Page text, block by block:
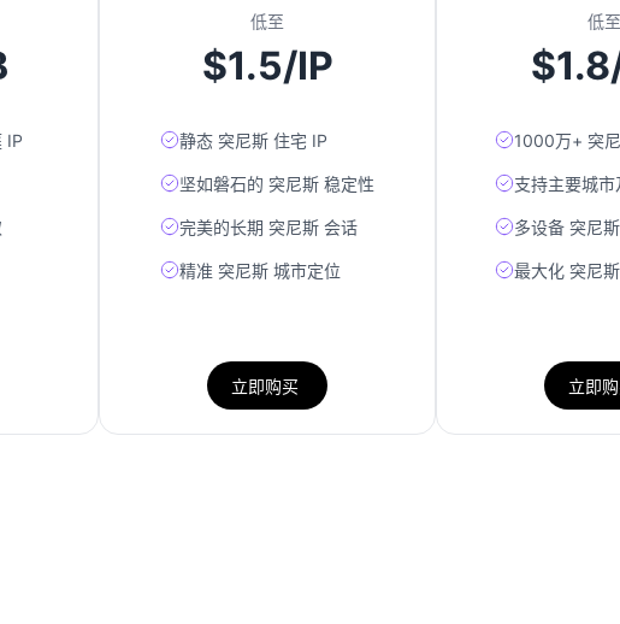
IP
低至
$1.5/IP
静态 突尼斯 住宅 IP
坚如磐石的 突尼斯 稳定性
完美的长期 突尼斯 会话
精准 突尼斯 城市定位
立即购买
低至
1000万+ 突
支持主要城市
多设备 突尼
最大化 突尼
立即